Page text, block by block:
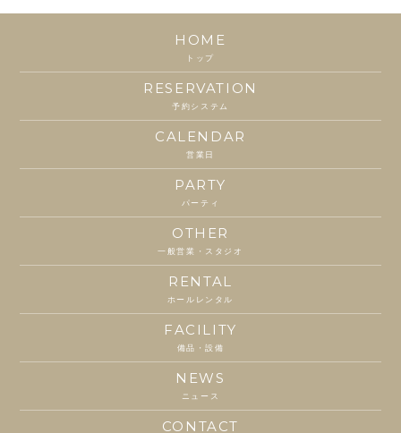
HOME
トップ
RESERVATION
予約システム
CALENDAR
営業日
PARTY
パーティ
OTHER
一般営業・スタジオ
RENTAL
ホールレンタル
FACILITY
備品・設備
NEWS
ニュース
CONTACT